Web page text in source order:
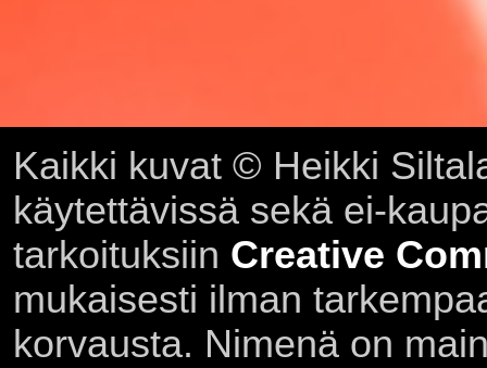
Kaikki kuvat © Heikki
käytettävissä sekä ei-
tarkoituksiin Creative
mukaisesti ilman
korvausta. Nimenä on